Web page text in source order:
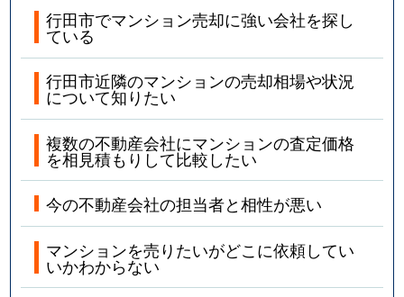
行田市でマンション売却に強い会社を探し
ている
行田市近隣のマンションの売却相場や状況
について知りたい
複数の不動産会社にマンションの査定価格
を相見積もりして比較したい
今の不動産会社の担当者と相性が悪い
マンションを売りたいがどこに依頼してい
いかわからない